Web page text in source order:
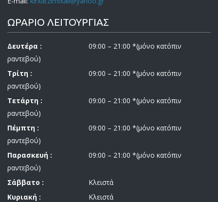
ΩΡΑΡΙΟ ΛΕΙΤΟΥΡΓΙΑΣ
Δευτέρα :
09:00 – 21:00 *(μόνο κατόπιν
ραντεβού)
Τρίτη :
09:00 – 21:00 *(μόνο κατόπιν
ραντεβού)
Τετάρτη :
09:00 – 21:00 *(μόνο κατόπιν
ραντεβού)
Πέμπτη :
09:00 – 21:00 *(μόνο κατόπιν
ραντεβού)
Παρασκευή :
09:00 – 21:00 *(μόνο κατόπιν
ραντεβού)
Σάββατο :
Κλειστά
Κυριακή :
Κλειστά